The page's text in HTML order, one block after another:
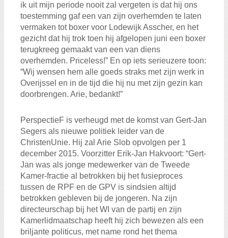
ik uit mijn periode nooit zal vergeten is dat hij ons
toestemming gaf een van zijn overhemden te laten
vermaken tot boxer voor Lodewijk Asscher, en het
gezicht dat hij trok toen hij afgelopen juni een boxer
terugkreeg gemaakt van een van diens
overhemden. Priceless!” En op iets serieuzere toon:
“Wij wensen hem alle goeds straks met zijn werk in
Overijssel en in de tijd die hij nu met zijn gezin kan
doorbrengen. Arie, bedankt!”
PerspectieF is verheugd met de komst van Gert-Jan
Segers als nieuwe politiek leider van de
ChristenUnie. Hij zal Arie Slob opvolgen per 1
december 2015. Voorzitter Erik-Jan Hakvoort: “Gert-
Jan was als jonge medewerker van de Tweede
Kamer-fractie al betrokken bij het fusieproces
tussen de RPF en de GPV is sindsien altijd
betrokken gebleven bij de jongeren. Na zijn
directeurschap bij het WI van de partij en zijn
Kamerlidmaatschap heeft hij zich bewezen als een
briljante politicus, met name rond het thema